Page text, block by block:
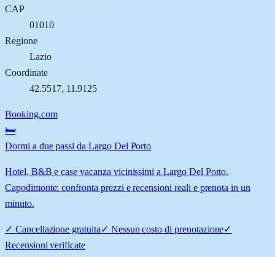
CAP
01010
Regione
Lazio
Coordinate
42.5517, 11.9125
Booking.com
🛏️
Dormi a due passi da Largo Del Porto
Hotel, B&B e case vacanza vicinissimi a Largo Del Porto,
Capodimonte: confronta prezzi e recensioni reali e prenota in un
minuto.
✓ Cancellazione gratuita✓ Nessun costo di prenotazione✓
Recensioni verificate